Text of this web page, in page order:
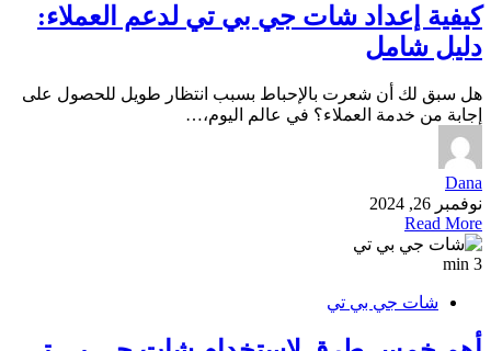
كيفية إعداد شات جي بي تي لدعم العملاء:
دليل شامل
هل سبق لك أن شعرت بالإحباط بسبب انتظار طويل للحصول على
إجابة من خدمة العملاء؟ في عالم اليوم،…
Dana
نوفمبر 26, 2024
Read More
3 min
شات جي بي تي